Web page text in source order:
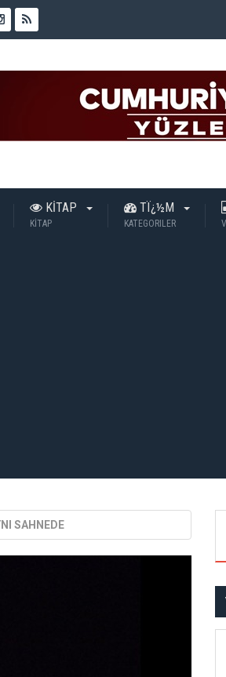
KİTAP
KİTAP
TÏ¿½M
KATEGORILER
SAHNEDE